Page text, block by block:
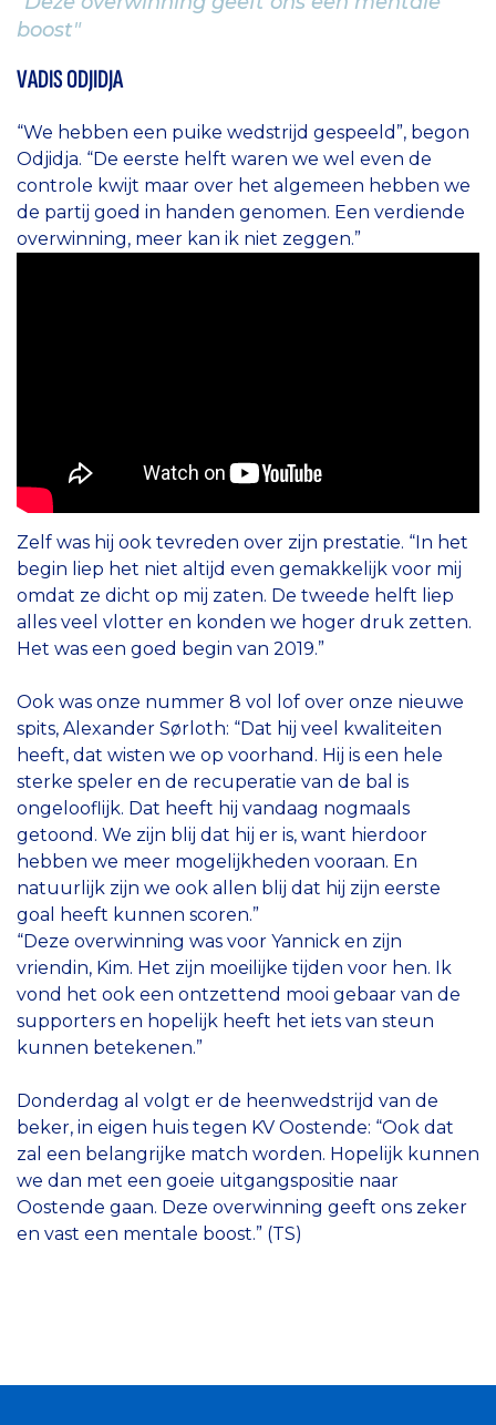
boost"
VADIS ODJIDJA
“We hebben een puike wedstrijd gespeeld”, begon
Odjidja. “De eerste helft waren we wel even de
controle kwijt maar over het algemeen hebben we
de partij goed in handen genomen. Een verdiende
overwinning, meer kan ik niet zeggen.”
Zelf was hij ook tevreden over zijn prestatie. “In het
begin liep het niet altijd even gemakkelijk voor mij
omdat ze dicht op mij zaten. De tweede helft liep
alles veel vlotter en konden we hoger druk zetten.
Het was een goed begin van 2019.”
Ook was onze nummer 8 vol lof over onze nieuwe
spits, Alexander Sørloth: “Dat hij veel kwaliteiten
heeft, dat wisten we op voorhand. Hij is een hele
sterke speler en de recuperatie van de bal is
ongelooflijk. Dat heeft hij vandaag nogmaals
getoond. We zijn blij dat hij er is, want hierdoor
hebben we meer mogelijkheden vooraan. En
natuurlijk zijn we ook allen blij dat hij zijn eerste
goal heeft kunnen scoren.”
“Deze overwinning was voor Yannick en zijn
vriendin, Kim. Het zijn moeilijke tijden voor hen. Ik
vond het ook een ontzettend mooi gebaar van de
supporters en hopelijk heeft het iets van steun
kunnen betekenen.”
Donderdag al volgt er de heenwedstrijd van de
beker, in eigen huis tegen KV Oostende: “Ook dat
zal een belangrijke match worden. Hopelijk kunnen
we dan met een goeie uitgangspositie naar
Oostende gaan. Deze overwinning geeft ons zeker
en vast een mentale boost.” (TS)